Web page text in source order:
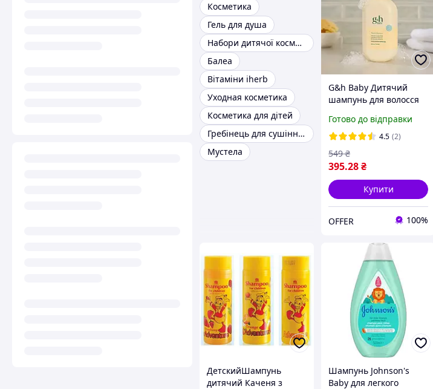
Косметика
Гель для душа
Набори дитячої косметики для дівчаток
Балеа
Вітаміни iherb
Уходная косметика
Косметика для дітей
Гребінець для сушіння волосся
Мустела
G&h Baby Дитячий
шампунь для волосся
Готово до відправки
4.5 (2)
395.28₴
549 ₴
Купити
OFFER 100%
ДетскийШампунь
дитячий Каченя з
Шампунь Johnson's
Baby для легкого